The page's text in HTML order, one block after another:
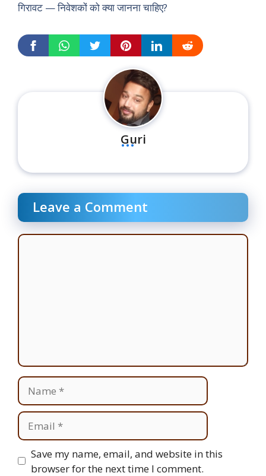
गिरावट — निवेशकों को क्या जानना चाहिए?
Guri
...
Leave a Comment
Comment
Name
Email
Website
Save my name, email, and website in this
browser for the next time I comment.